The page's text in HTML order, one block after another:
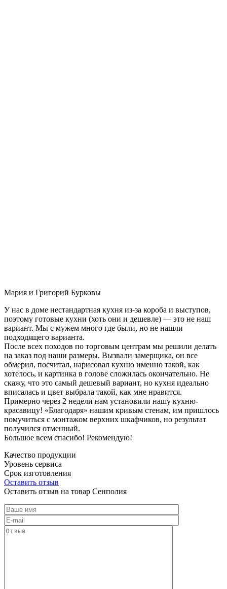
Мария и Григорий Бурковы
У нас в доме нестандартная кухня из-за короба и выступов,
поэтому готовые кухни (хоть они и дешевле) — это не наш
вариант. Мы с мужем много где были, но не нашли
подходящего варианта.
После всех походов по торговым центрам мы решили делать
на заказ под наши размеры. Вызвали замерщика, он все
обмерил, посчитал, нарисовал кухню именно такой, как
хотелось, и картинка в голове сложилась окончательно. Не
скажу, что это самый дешевый вариант, но кухня идеально
вписалась и цвет выбрала такой, как мне нравится.
Примерно через 2 недели нам установили нашу кухню-
красавицу! «Благодаря» нашим кривым стенам, им пришлось
помучиться с монтажом верхних шкафчиков, но результат
получился отменный.
Большое всем спасибо! Рекомендую!
Качество продукции
Уровень сервиса
Срок изготовления
Оставить отзыв
Оставить отзыв на товар Сенполия